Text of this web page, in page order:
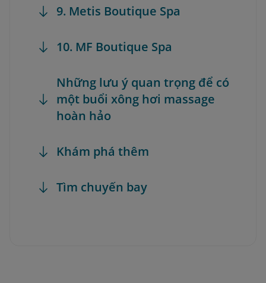
9. Metis Boutique Spa
10. MF Boutique Spa
Những lưu ý quan trọng để có
một buổi xông hơi massage
hoàn hảo
Khám phá thêm
Tìm chuyến bay